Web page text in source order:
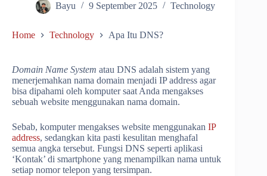
Bayu 9 September 2025 Technology
Home Technology Apa Itu DNS?
Domain Name System atau DNS adalah sistem yang
menerjemahkan nama domain menjadi IP address agar
bisa dipahami oleh komputer saat Anda mengakses
sebuah website menggunakan nama domain.
Sebab, komputer mengakses website menggunakan IP
address, sedangkan kita pasti kesulitan menghafal
semua angka tersebut. Fungsi DNS seperti aplikasi
‘Kontak’ di smartphone yang menampilkan nama untuk
setiap nomor telepon yang tersimpan.